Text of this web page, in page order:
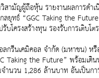
สามัญผู้ถือหุ้น รายงานผลการดำ
ลยุทธ์ “GGC Taking the
โครงสร้างทุน รองรับการเติบโต
กรีนเคมิคอล จำกัด (มหาชน) ห
Taking the Future” พร้อมเดิน
ำนวน 1,286 ล้านบาท อันเป็นกา